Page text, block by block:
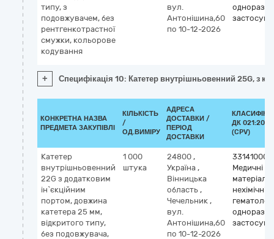
типу, з
подовжувачем, без
рентгенкотрастної
смужки, кольорове
кодування
вул.
Антонішина,60
по 10-12-2026
+ Специфікація 10: Катетер внутрішньовенний 25G, з
КОНКРЕТНА НАЗВА
ПРЕДМЕТА ЗАКУПІВЛІ
КІЛЬКІСТЬ
/
ОД.ВИМІРУ
АДРЕСА
ДОСТАВКИ /
ПЕРІОД
ДОСТАВКИ
ДК 021:2015
(CPV)
Катетер
внутрішньовенний
22G з додатковим
ін`єкційним
портом, довжина
катетера 25 мм,
відкритого типу,
без подовжувача,
1 000
штука
24800 ,
Україна ,
Вінницька
область ,
Чечельник ,
вул.
Антонішина,60
по 10-12-2026
33141000-
Медичні
матеріали
нехімічні